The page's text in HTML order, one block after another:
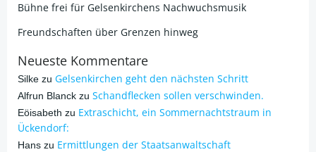
Bühne frei für Gelsenkirchens Nachwuchsmusik
Freundschaften über Grenzen hinweg
Neueste Kommentare
Silke zu Gelsenkirchen geht den nächsten Schritt
Alfrun Blanck zu Schandflecken sollen verschwinden.
Eöisabeth zu Extraschicht, ein Sommernachtstraum in
Ückendorf:
Hans zu Ermittlungen der Staatsanwaltschaft